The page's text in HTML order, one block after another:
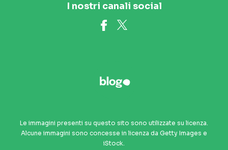
I nostri canali social
Le immagini presenti su questo sito sono utilizzate su licenza.
Alcune immagini sono concesse in licenza da Getty Images e
iStock.